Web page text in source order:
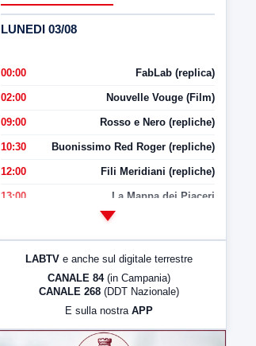
LUNEDI 03/08
00:00 FabLab (replica)
02:00 Nouvelle Vouge (Film)
09:00 Rosso e Nero (repliche)
10:30 Buonissimo Red Roger (repliche)
12:00 Fili Meridiani (repliche)
13:00 La Mappa dei Piaceri
LabNews (Diretta)
LABTV e anche sul digitale terrestre
CANALE 84 (in Campania)
CANALE 268 (DDT Nazionale)
E sulla nostra APP